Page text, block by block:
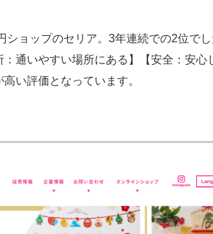
ョップのセリア。3年連続での2位でし
通いやすい場所にある】【安全：安心
い評価となっています。